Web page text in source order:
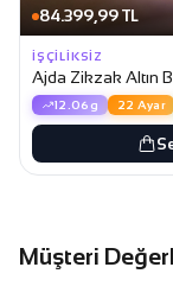
84.399,99 TL
İŞÇILIKSIZ
Ajda Zikzak Altın
12.06g 22 Ayar
Müşteri